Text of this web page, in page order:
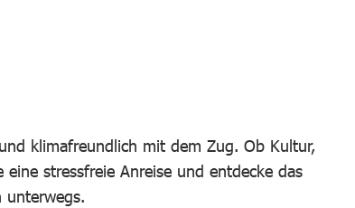
klimafreundlich mit dem Zug. Ob Kultur,
stressfreie Anreise und entdecke das
unterwegs.